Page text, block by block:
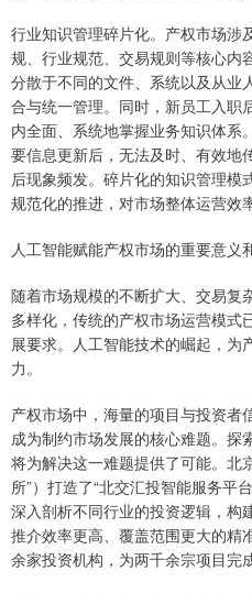
行业知识管理碎片化。产权市场涉
规、行业规范、交易规则等核心内
分散于不同的文件、系统以及从业
合与统一管理。同时，新员工入职
内全面、系统地掌握业务知识体系
要信息更新后，无法及时、有效地
后现象频发。碎片化的知识管理模
规范化的推进，对市场整体运营效
人工智能赋能产权市场的重要意义
随着市场规模的不断扩大、交易复
多样化，传统的产权市场运营模式
展要求。人工智能技术的崛起，为
力。
产权市场中，海量的项目与投资者
成为制约市场发展的核心难题。探
将为解决这一难题提供了可能。北
所”）打造了“北交汇投智能服务平
深入剖析不同行业的投资逻辑，构
推介效率更高、覆盖范围更大的精
余家投资机构，为两千余宗项目完